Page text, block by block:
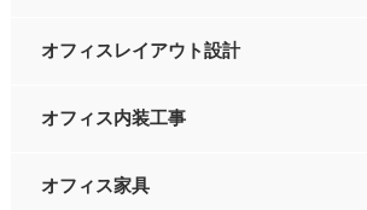
オフィスレイアウト設計
オフィス内装工事
オフィス家具